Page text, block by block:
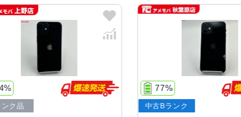
質量 133g
画面解像度 2340 X 1080
ストレージ容量 64GB, 128GB, 256GB
中古Bランク ジャンク品